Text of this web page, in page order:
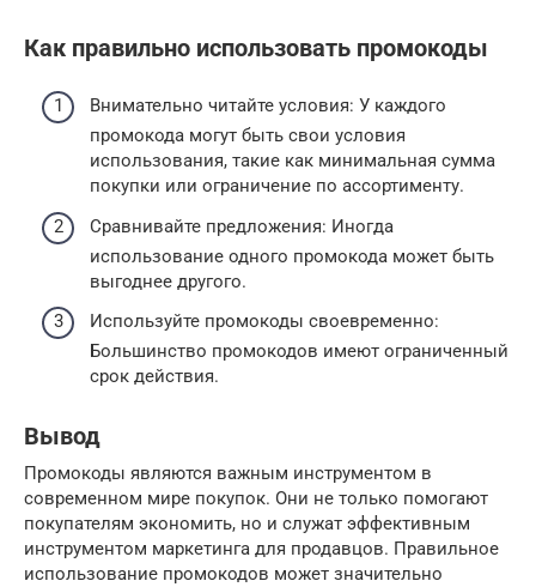
Как правильно использовать промокоды
Внимательно читайте условия: У каждого
промокода могут быть свои условия
использования, такие как минимальная сумма
покупки или ограничение по ассортименту.
Сравнивайте предложения: Иногда
использование одного промокода может быть
выгоднее другого.
Используйте промокоды своевременно:
Большинство промокодов имеют ограниченный
срок действия.
Вывод
Промокоды являются важным инструментом в
современном мире покупок. Они не только помогают
покупателям экономить, но и служат эффективным
инструментом маркетинга для продавцов. Правильное
использование промокодов может значительно